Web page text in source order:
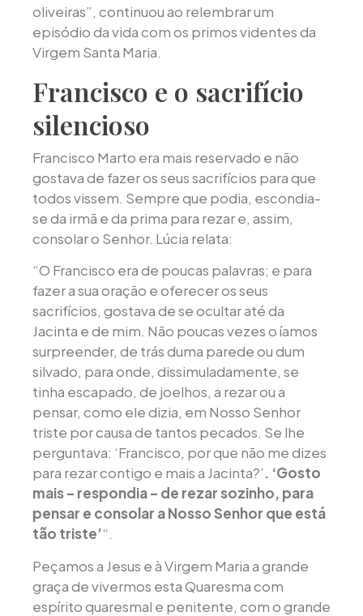
oliveiras”, continuou ao relembrar um
episódio da vida com os primos videntes da
Virgem Santa Maria.
Francisco e o sacrifício
silencioso
Francisco Marto era mais reservado e não
gostava de fazer os seus sacrifícios para que
todos vissem. Sempre que podia, escondia-
se da irmã e da prima para rezar e, assim,
consolar o Senhor. Lúcia relata:
“O Francisco era de poucas palavras; e para
fazer a sua oração e oferecer os seus
sacrifícios, gostava de se ocultar até da
Jacinta e de mim. Não poucas vezes o íamos
surpreender, de trás duma parede ou dum
silvado, para onde, dissimuladamente, se
tinha escapado, de joelhos, a rezar ou a
pensar, como ele dizia, em Nosso Senhor
triste por causa de tantos pecados. Se lhe
perguntava: ‘Francisco, por que não me dizes
para rezar contigo e mais a Jacinta?’. ‘Gosto
mais – respondia – de rezar sozinho, para
pensar e consolar a Nosso Senhor que está
tão triste’“.
Peçamos a Jesus e à Virgem Maria a grande
graça de vivermos esta Quaresma com
espírito quaresmal e penitente, com o grande